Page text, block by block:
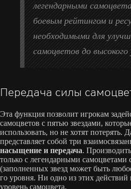
легендарными
боевым рейтингом и
необходимыми для
самоцветов до высокого
Передача силы
Эта функция позволит игрокам
самоцветов с пятью звездами,
использовать, но не хотят потерять.
представляет собой три
насыщение и передача.
только с легендарными самоцветами
(заполненных звезд может быть
го уровня. Ни одно из этих действий
уровень самоцвета.